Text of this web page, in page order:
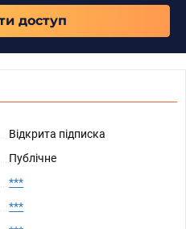
доступ
Відкрита підписка
Публічне
***
***